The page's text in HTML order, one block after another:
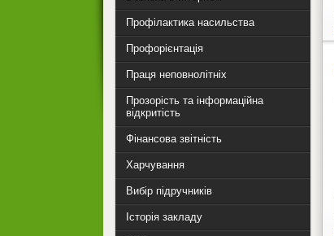
Профілактика насильства
Профорієнтація
Праця неповнолітніх
Прозорість та інформаційна
відкритість
Фінансова звітність
Харчування
Вибір підручників
Історія закладу